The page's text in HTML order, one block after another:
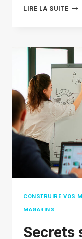
LIRE LA SUITE
A
2026
CONSTRUIRE VOS
MAGASINS
Secrets